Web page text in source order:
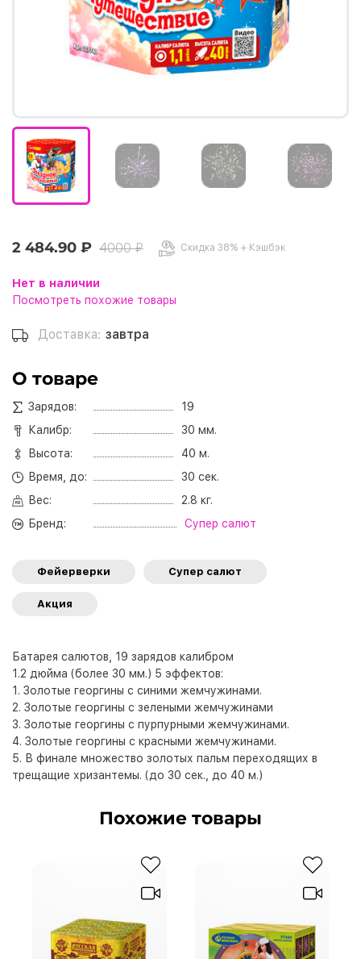
2 484.90 ₽ 4000 ₽ Скидка 38% + Кэшбэк
Нет в наличии
Посмотреть похожие товары
Доставка: завтра
О товаре
Зарядов:
19
Калибр:
30 мм.
Высота:
40 м.
Время, до:
30 сек.
Вес:
2.8 кг.
Бренд:
Супер салют
Фейерверки Супер салют
Акция
Батарея салютов, 19 зарядов калибром
1.2 дюйма (более 30 мм.) 5 эффектов:
1. Золотые георгины с синими жемчужинами.
2. Золотые георгины с зелеными жемчужинами
3. Золотые георгины с пурпурными жемчужинами.
4. Золотые георгины с красными жемчужинами.
5. В финале множество золотых пальм переходящих в
трещащие хризантемы. (до 30 сек., до 40 м.)
Похожие товары